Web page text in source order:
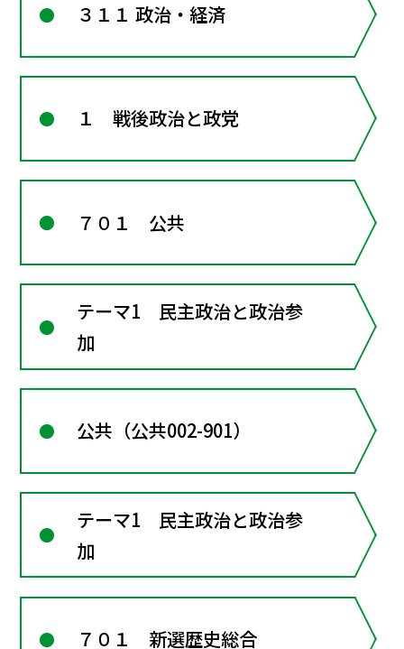
３１１ 政治・経済
１ 戦後政治と政党
７０１ 公共
テーマ1 民主政治と政治参
加
公共（公共002-901）
テーマ1 民主政治と政治参
加
７０１ 新選歴史総合